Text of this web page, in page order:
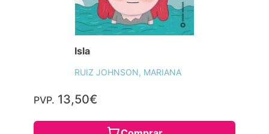
Isla
RUIZ JOHNSON, MARIANA
PVP. 13,50€